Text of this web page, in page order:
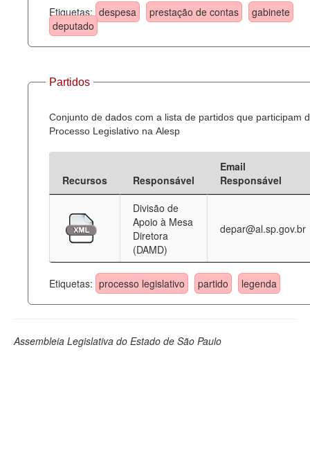
Etiquetas: despesa prestação de contas
gabinete
deputado
Partidos
Conjunto de dados com a lista de partidos que participam
Processo Legislativo na Alesp
Recursos Responsável
Email
Responsável
Divisão de
Apoio à Mesa
Diretora
(DAMD)
depar@al.sp.gov.br
Etiquetas: processo legislativo partido legenda
Assembleia Legislativa do Estado de São Paulo